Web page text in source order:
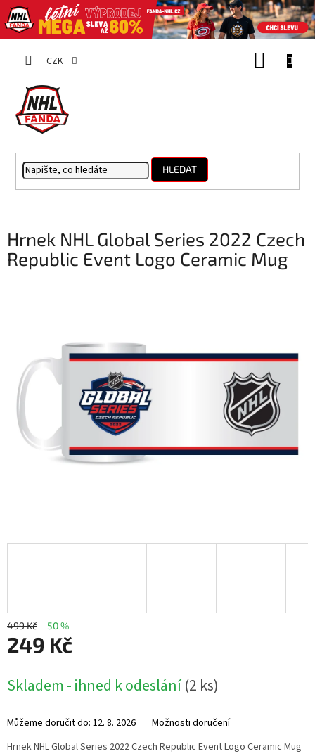
CZK
HLEDAT
Hrnek NHL Global Series 2022 Czech
Republic Event Logo Ceramic Mug
499 Kč –50 %
249 Kč
cena:
Skladem - ihned k odeslání(2 ks)
Můžeme doručit do: 12. 8. 2026 Možnosti doručení
Hrnek NHL Global Series 2022 Czech Republic Event Logo Ceramic Mug